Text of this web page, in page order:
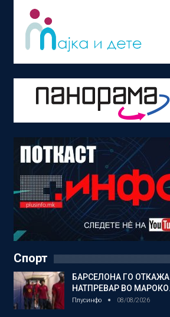
Спорт
БАРСЕЛОНА ГО
НАТПРЕВАР ВО
Плусинфо 08/08/2026